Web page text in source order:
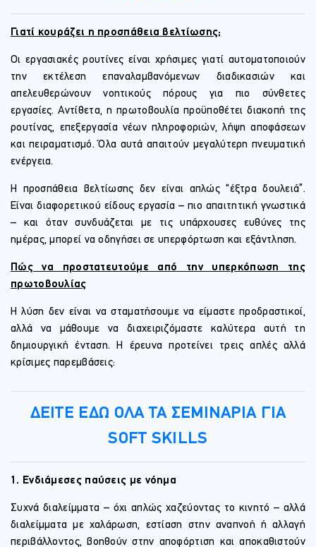
Γιατί κουράζει η προσπάθεια βελτίωσης;
Οι εργασιακές ρουτίνες είναι χρήσιμες γιατί αυτοματοποιούν
την εκτέλεση επαναλαμβανόμενων διαδικασιών και
απελευθερώνουν νοητικούς πόρους για πιο σύνθετες
εργασίες. Αντίθετα, η πρωτοβουλία προϋποθέτει διακοπή της
ρουτίνας, επεξεργασία νέων πληροφοριών, λήψη αποφάσεων
και πειραματισμό. Όλα αυτά απαιτούν μεγαλύτερη πνευματική
ενέργεια.
Η προσπάθεια βελτίωσης δεν είναι απλώς “έξτρα δουλειά”.
Είναι διαφορετικού είδους εργασία – πιο απαιτητική γνωστικά
– και όταν συνδυάζεται με τις υπάρχουσες ευθύνες της
ημέρας, μπορεί να οδηγήσει σε υπερφόρτωση και εξάντληση.
Πώς να προστατευτούμε από την υπερκόπωση της
πρωτοβουλίας
Η λύση δεν είναι να σταματήσουμε να είμαστε προδραστικοί,
αλλά να μάθουμε να διαχειριζόμαστε καλύτερα αυτή τη
δημιουργική ένταση. Η έρευνα προτείνει τρεις απλές αλλά
κρίσιμες παρεμβάσεις:
ΔΕΙΤΕ ΕΔΩ ΟΛΑ ΤΑ ΣΕΜΙΝΑΡΙΑ ΓΙΑ
SOFT SKILLS
1. Ενδιάμεσες παύσεις με νόημα
Συχνά διαλείμματα – όχι απλώς χαζεύοντας το κινητό – αλλά
διαλείμματα με χαλάρωση, εστίαση στην αναπνοή ή αλλαγή
περιβάλλοντος, βοηθούν στην αποφόρτιση και αποκαθιστούν